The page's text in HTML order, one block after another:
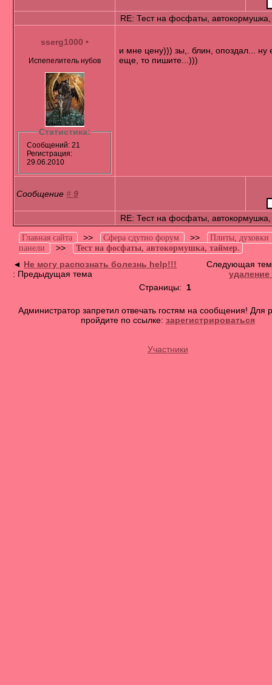
RE: Тест на фосфаты,
sserg1000 •
Испепелитель нубов
Статистика:
Сообщений: 21
Регистрация:
29.06.2010
и мне цену))) зы,. блин, опоздал... ну
еще, то пишите...)))
Сообщение#9
RE: Тест на фосфаты,
Главная сайта >> Сфера сдутио форум >>
Плиты, духовки
панели
>> Тест на фосфаты, автокормушка, таймер.
◄ Не могу распознать болезнь help!!!
: Предыдущая тема
Следующая
удаление
Страницы: 1
Администратор запретил отвечать гостям на сообщения! Для
пройдите по ссылке: зарегистрироваться
Участники